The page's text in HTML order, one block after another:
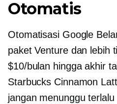
Otomatis
Otomatisasi Google
paket Venture dan lebih
$10/bulan hingga akhir
Starbucks Cinnamon
jangan menunggu